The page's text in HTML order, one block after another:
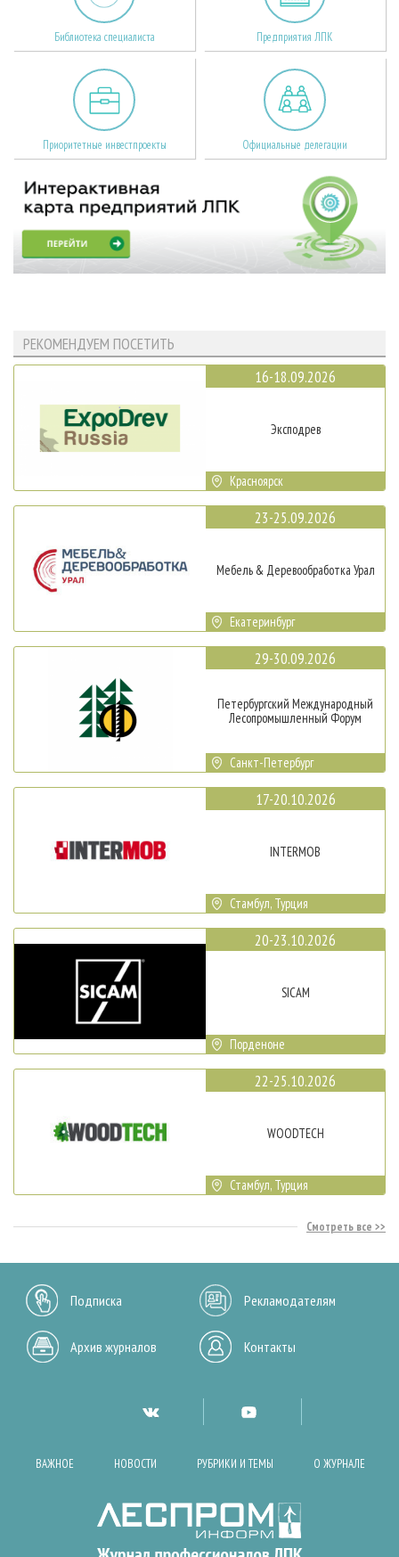
Библиотека специалиста Предприятия ЛПК
Приоритетные инвестпроекты Официальные делегации
РЕКОМЕНДУЕМ ПОСЕТИТЬ
16-18.09.2026
Эксподрев
Красноярск
23-25.09.2026
Мебель & Деревообработка Урал
Екатеринбург
29-30.09.2026
Петербургский Международный
Лесопромышленный Форум
Санкт-Петербург
17-20.10.2026
INTERMOB
Стамбул, Турция
20-23.10.2026
SICAM
Порденоне
22-25.10.2026
WOODTECH
Стамбул, Турция
Смотреть все
Подписка Рекламодателям
Архив журналов Контакты
ВАЖНОЕ НОВОСТИ РУБРИКИ И ТЕМЫ О ЖУРНАЛЕ